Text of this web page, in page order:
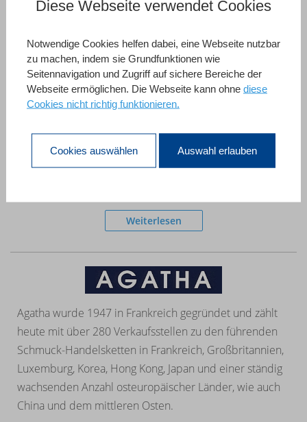
ADAV ist in Frankreich der erste zentrale Lieferant von
audiovisuellen Diensten für gemeinnützige Netzwerke im
Bereich Kultur und Bildung. Er überträgt sein Programm
an kulturelle Institutionen und Einrichtungen über ein
mit 4D Technologie entwickelt wurde.
Weiterlesen
Agatha wurde 1947 in Frankreich gegründet und zählt
heute mit über 280 Verkaufsstellen zu den führenden
Schmuck-Handelsketten in Frankreich, Großbritannien,
Luxemburg, Korea, Hong Kong, Japan und einer ständig
wachsenden Anzahl osteuropäischer Länder, wie auch
China und dem mittleren Osten.
Diese Webseite verwendet Cookies
Notwendige Cookies helfen dabei, eine Webseite nutzbar
zu machen, indem sie Grundfunktionen wie
Seitennavigation und Zugriff auf sichere Bereiche der
Webseite ermöglichen. Die Webseite kann ohne diese
Cookies nicht richtig funktionieren.
Cookies auswählen Auswahl erlauben